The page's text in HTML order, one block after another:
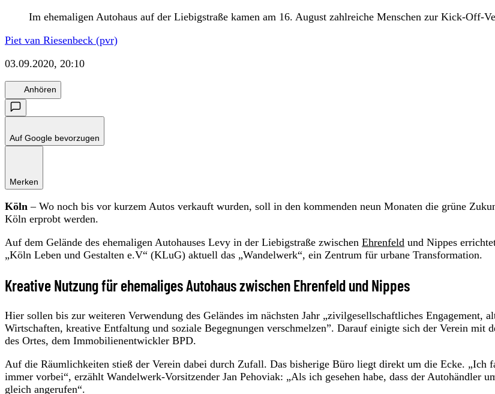
Im ehemaligen Autohaus auf der Liebigstraße kamen am 16. August zahlreiche Menschen zur Kick-Off-
Piet van Riesenbeck (pvr)
03.09.2020, 20:10
Anhören
Auf Google bevorzugen
Merken
Köln – Wo noch bis vor kurzem Autos verkauft wurden, soll in den kommenden neun Monaten die grüne
Köln erprobt werden.
Auf dem Gelände des ehemaligen Autohauses Levy in der Liebigstraße zwischen Ehrenfeld und Nippes
„Köln Leben und Gestalten e.V“ (KLuG) aktuell das „Wandelwerk“, ein Zentrum für urbane Transformation.
Kreative Nutzung für ehemaliges Autohaus zwischen Ehrenfeld und Nippes
Hier sollen bis zur weiteren Verwendung des Geländes im nächsten Jahr „zivilgesellschaftliches Engagement,
Wirtschaften, kreative Entfaltung und soziale Begegnungen verschmelzen”. Darauf einigte sich der Verein mit
des Ortes, dem Immobilienentwickler BPD.
Auf die Räumlichkeiten stieß der Verein dabei durch Zufall. Das bisherige Büro liegt direkt um die Ecke. „Ich
immer vorbei“, erzählt Wandelwerk-Vorsitzender Jan Pehoviak: „Als ich gesehen habe, dass der Autohändler
gleich angerufen“.